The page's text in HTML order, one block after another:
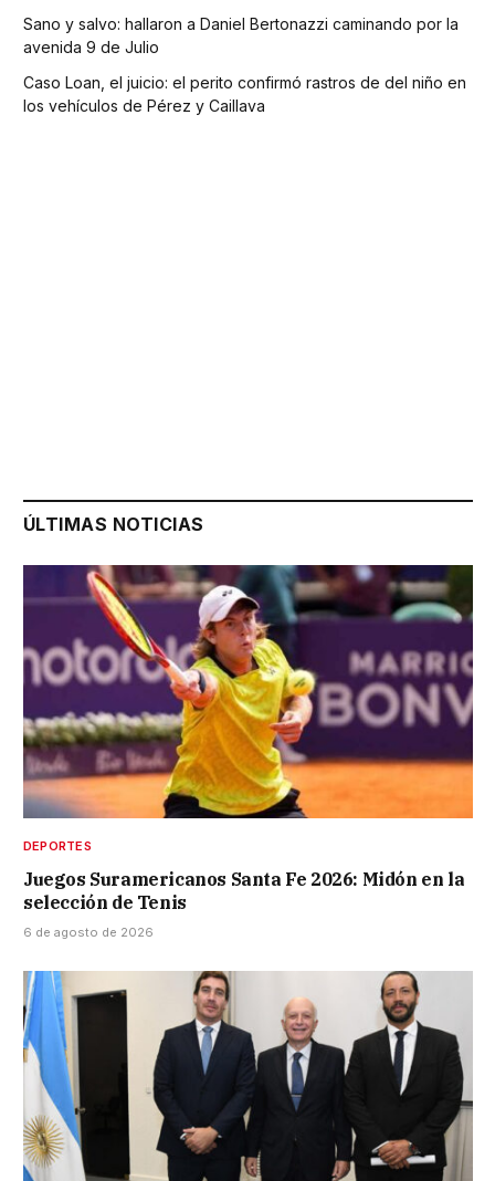
Sano y salvo: hallaron a Daniel Bertonazzi caminando por la
avenida 9 de Julio
Caso Loan, el juicio: el perito confirmó rastros de del niño en
los vehículos de Pérez y Caillava
ÚLTIMAS NOTICIAS
DEPORTES
Juegos Suramericanos Santa Fe 2026: Midón en la
selección de Tenis
6 de agosto de 2026